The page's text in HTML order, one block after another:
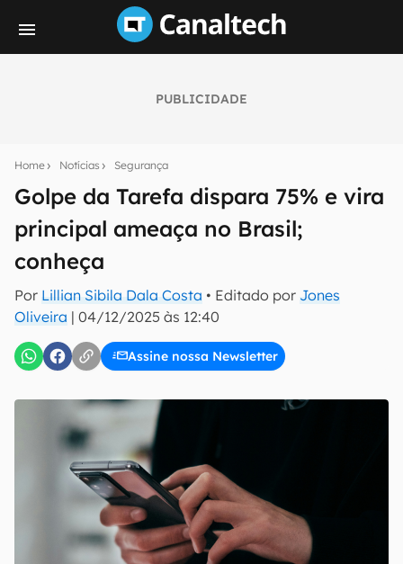
PUBLICIDADE
Home Notícias Segurança
Golpe da Tarefa dispara 75% e vira
principal ameaça no Brasil;
conheça
Por Lillian Sibila Dala Costa • Editado por Jones
Oliveira | 04/12/2025 às 12:40
Assine nossa Newsletter
notícias e reviews sobre tecnologia em primeira
mão.
E-mail
inscreva-se
Confirmo que li, aceito e concordo com os Termos de
Uso e Política de Privacidade do Canaltech.